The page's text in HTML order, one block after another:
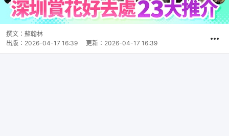
撰文： 蘇翰林
出版： 2026-04-17 16:39 更新： 2026-04-17 16:39